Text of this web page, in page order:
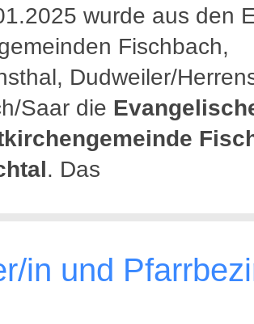
wurde aus den
Fischbach,
Dudweiler/
Saar die
. Das
in und